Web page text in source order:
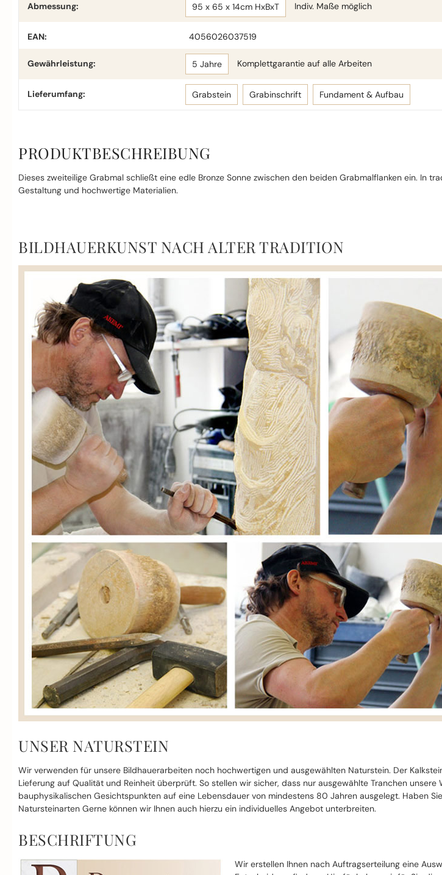
Abmessung: 95 x 65 x 14cm HxBxT Indiv. Maße möglich
EAN: 4056026037519
Gewährleistung: 5 Jahre Komplettgarantie auf alle Arbeiten
Lieferumfang: Grabstein Grabinschrift Fundament & Aufbau
PRODUKTBESCHREIBUNG
Dieses zweiteilige Grabmal schließt eine edle Bronze Sonne zwischen den beiden Grabmalflanken ein. In
Gestaltung und hochwertige Materialien.
BILDHAUERKUNST NACH ALTER TRADITION
UNSER NATURSTEIN
Wir verwenden für unsere Bildhauerarbeiten noch hochwertigen und ausgewählten Naturstein. Der
Lieferung auf Qualität und Reinheit überprüft. So stellen wir sicher, dass nur ausgewählte Tranchen
bauphysikalischen Gesichtspunkten auf eine Lebensdauer von mindestens 80 Jahren ausgelegt. Haben
Natursteinarten Gerne können wir Ihnen auch hierzu ein individuelles Angebot unterbreiten.
BESCHRIFTUNG
Wir erstellen Ihnen nach Auftragserteilung eine